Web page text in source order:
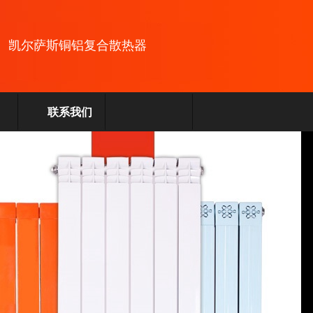
凯尔萨斯铜铝复合散热器
联系我们